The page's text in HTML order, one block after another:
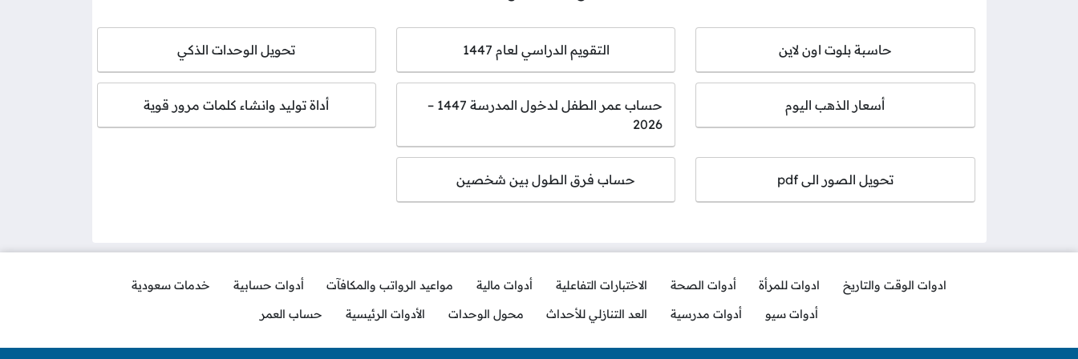
حاسبة بلوت اون لاين التقويم الدراسي لعام 1447 تحويل الوحدات الذكي
أسعار الذهب اليوم
حساب عمر الطفل لدخول المدرسة 1447 –
2026
أداة توليد وانشاء كلمات مرور قوية
تحويل الصور الى pdf حساب فرق الطول بين شخصين
ادوات الوقت والتاريخ ادوات للمرأة أدوات الصحة الاختبارات التفاعلية أدوات مالية مواعيد الرواتب والمكافآت أدوات حسابية
خدمات سعودية
أدوات سيو
أدوات مدرسية العد التنازلي للأحداث محول الوحدات الأدوات الرئيسية حساب العمر